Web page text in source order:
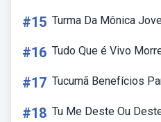
#15 Turma Da Mônica
#16 Tudo Que é Vivo
#17 Tucumã Benefícios
#18 Tu Me Deste Ou